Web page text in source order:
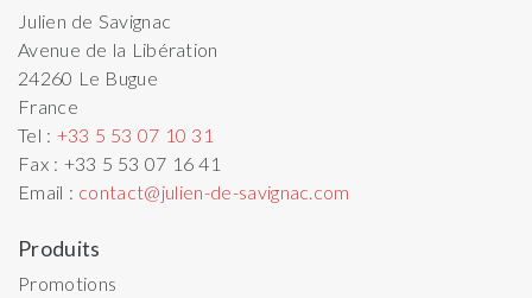
Julien de Savignac
Avenue de la Libération
24260 Le Bugue
France
Tel : +33 5 53 07 10 31
Fax : +33 5 53 07 16 41
Email : contact@julien-de-savignac.com
Produits
Promotions